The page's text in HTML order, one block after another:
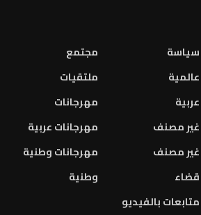
سياسة
عالمية
عربية
غير مصنف
غير مصنف
قضاء
متابعات بالفيديو
مجتمع
ملتقيات
مهرجانات
مهرجانات عربية
مهرجانات وطنية
وطنية